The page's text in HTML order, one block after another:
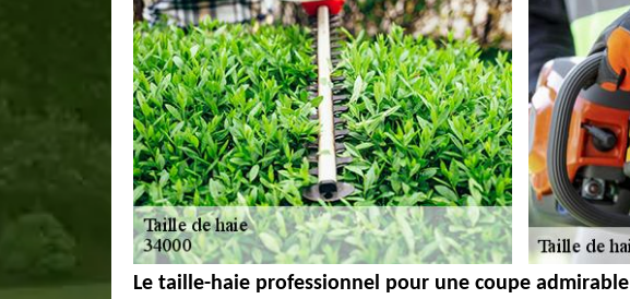
Le taille-haie professionnel pour une coupe admirable